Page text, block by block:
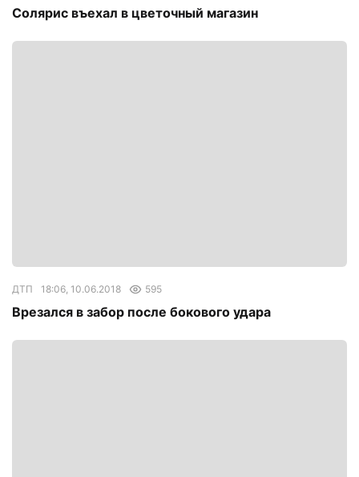
Солярис въехал в цветочный магазин
ДТП 18:06, 10.06.2018 595
Врезался в забор после бокового удара